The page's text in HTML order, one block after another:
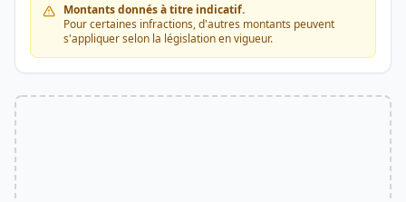
Montants donnés à titre indicatif.
Pour certaines infractions, d'autres montants peuvent
s'appliquer selon la législation en vigueur.